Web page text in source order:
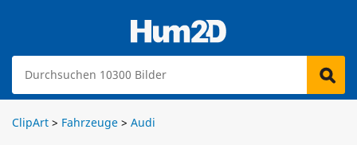
ClipArt > Fahrzeuge > Audi